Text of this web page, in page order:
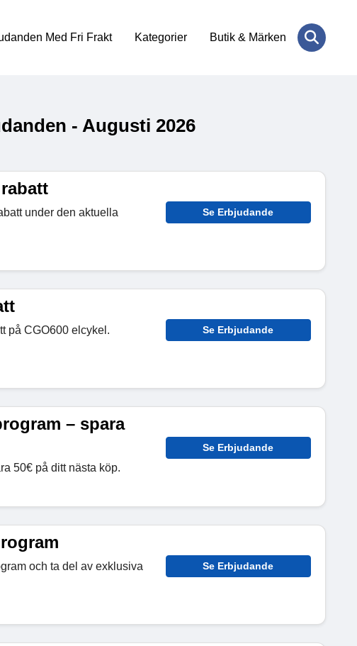
Med Fri Frakt Kategorier Butik & Märken
- Augusti 2026
under den aktuella
Se Erbjudande
på CGO600 elcykel. Se Erbjudande
– spara
50€ på ditt nästa köp.
Se Erbjudande
och ta del av exklusiva
Se Erbjudande